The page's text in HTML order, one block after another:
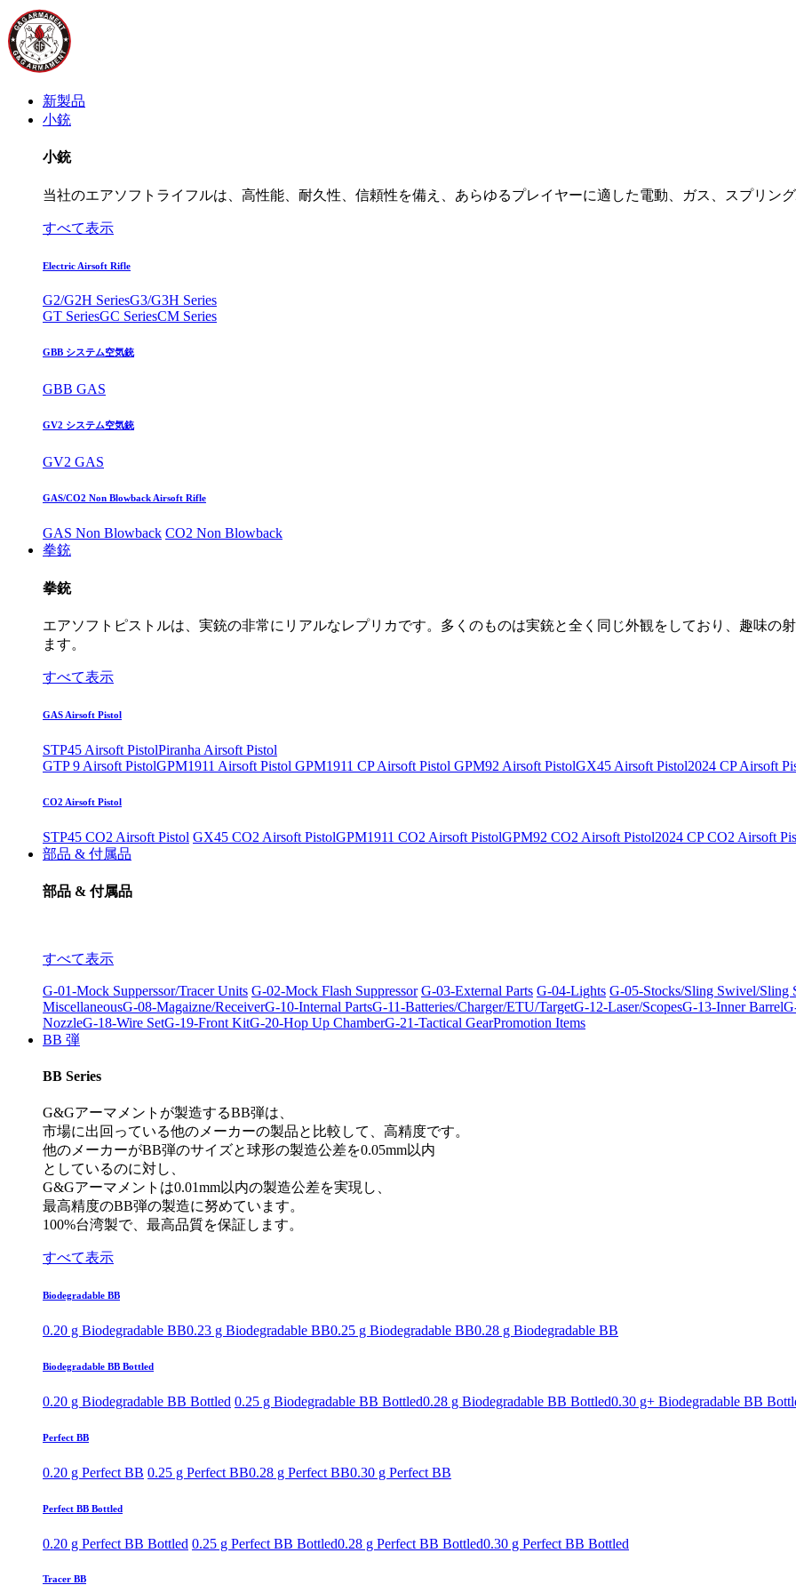
新製品
小銃
小銃
当社のエアソフトライフルは、高性能、耐久性、信頼性を備え、あらゆるプレイヤーに適した電動、ガス、スプリン
すべて表示
Electric Airsoft Rifle
G2/G2H SeriesG3/G3H Series
GT SeriesGC SeriesCM Series
GBB システム空気銃
GBB GAS
GV2 システム空気銃
GV2 GAS
GAS/CO2 Non Blowback Airsoft Rifle
GAS Non Blowback CO2 Non Blowback
拳銃
拳銃
エアソフトピストルは、実銃の非常にリアルなレプリカです。多くのものは実銃と全く同じ外観をしており、趣味の
ます。
すべて表示
GAS Airsoft Pistol
STP45 Airsoft PistolPiranha Airsoft Pistol
GTP 9 Airsoft PistolGPM1911 Airsoft Pistol GPM1911 CP Airsoft Pistol GPM92 Airsoft PistolGX45 Airsoft Pistol2024 CP Airsoft
CO2 Airsoft Pistol
STP45 CO2 Airsoft Pistol GX45 CO2 Airsoft PistolGPM1911 CO2 Airsoft PistolGPM92 CO2 Airsoft Pistol2024 CP CO2 Airsoft
部品 & 付属品
部品 & 付属品
すべて表示
G-01-Mock Supperssor/Tracer Units G-02-Mock Flash Suppressor G-03-External Parts G-04-Lights G-05-Stocks/Sling Swivel/Sling
MiscellaneousG-08-Magaizne/ReceiverG-10-Internal PartsG-11-Batteries/Charger/ETU/TargetG-12-Laser/ScopesG-13-Inner Barrel
NozzleG-18-Wire SetG-19-Front KitG-20-Hop Up ChamberG-21-Tactical GearPromotion Items
BB 弾
BB Series
G&Gアーマメントが製造するBB弾は、
市場に出回っている他のメーカーの製品と比較して、高精度です。
他のメーカーがBB弾のサイズと球形の製造公差を0.05mm以内
としているのに対し、
G&Gアーマメントは0.01mm以内の製造公差を実現し、
最高精度のBB弾の製造に努めています。
100%台湾製で、最高品質を保証します。
すべて表示
Biodegradable BB
0.20 g Biodegradable BB0.23 g Biodegradable BB0.25 g Biodegradable BB0.28 g Biodegradable BB
Biodegradable BB Bottled
0.20 g Biodegradable BB Bottled 0.25 g Biodegradable BB Bottled0.28 g Biodegradable BB Bottled0.30 g+ Biodegradable BB
Perfect BB
0.20 g Perfect BB 0.25 g Perfect BB0.28 g Perfect BB0.30 g Perfect BB
Perfect BB Bottled
0.20 g Perfect BB Bottled 0.25 g Perfect BB Bottled0.28 g Perfect BB Bottled0.30 g Perfect BB Bottled
Tracer BB